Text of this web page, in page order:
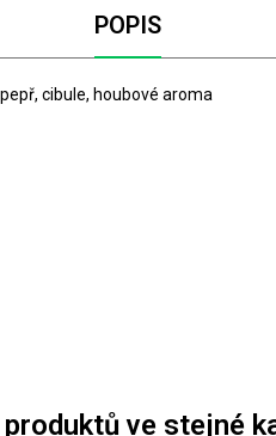
POPIS
cibule, houbové aroma
ve stejné